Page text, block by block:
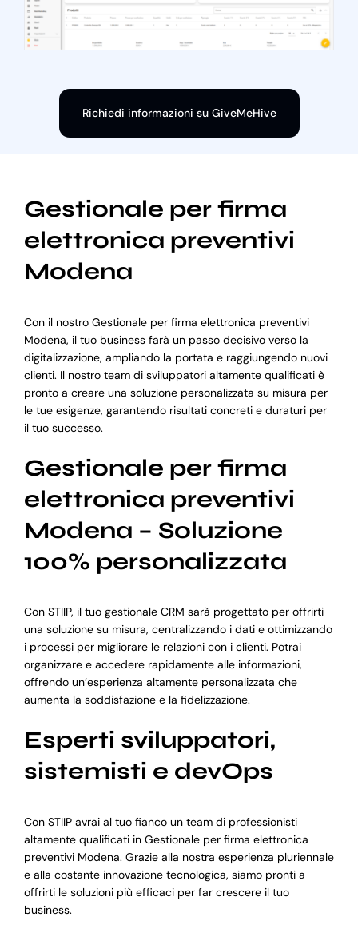
Richiedi informazioni su GiveMeHive
Gestionale per firma
elettronica preventivi
Modena
Con il nostro Gestionale per firma elettronica preventivi
Modena, il tuo business farà un passo decisivo verso la
digitalizzazione, ampliando la portata e raggiungendo nuovi
clienti. Il nostro team di sviluppatori altamente qualificati è
pronto a creare una soluzione personalizzata su misura per
le tue esigenze, garantendo risultati concreti e duraturi per
il tuo successo.
Gestionale per firma
elettronica preventivi
Modena – Soluzione
100% personalizzata
Con STIIP, il tuo gestionale CRM sarà progettato per offrirti
una soluzione su misura, centralizzando i dati e ottimizzando
i processi per migliorare le relazioni con i clienti. Potrai
organizzare e accedere rapidamente alle informazioni,
offrendo un’esperienza altamente personalizzata che
aumenta la soddisfazione e la fidelizzazione.
Esperti sviluppatori,
sistemisti e devOps
Con STIIP avrai al tuo fianco un team di professionisti
altamente qualificati in Gestionale per firma elettronica
preventivi Modena. Grazie alla nostra esperienza pluriennale
e alla costante innovazione tecnologica, siamo pronti a
offrirti le soluzioni più efficaci per far crescere il tuo
business.